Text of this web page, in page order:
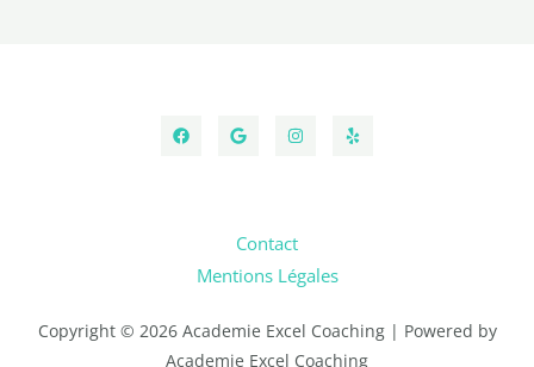
Contact
Mentions Légales
Copyright © 2026 Academie Excel Coaching | Powered by
Academie Excel Coaching